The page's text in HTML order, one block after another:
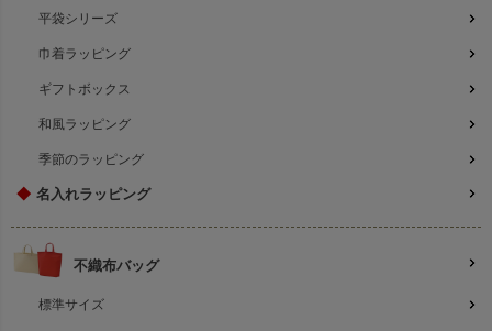
平袋シリーズ
巾着ラッピング
ギフトボックス
和風ラッピング
季節のラッピング
◆ 名入れラッピング
不織布バッグ
標準サイズ